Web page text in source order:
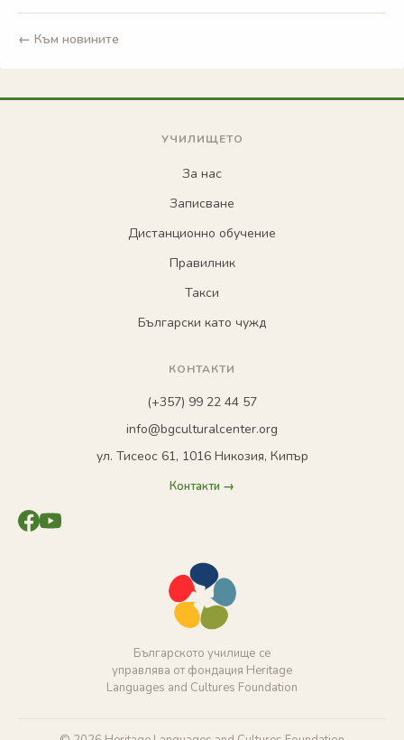
← Към новините
УЧИЛИЩЕТО
За нас
Записване
Дистанционно обучение
Правилник
Такси
Български като чужд
КОНТАКТИ
(+357) 99 22 44 57
info@bgculturalcenter.org
ул. Тисеос 61, 1016 Никозия, Кипър
Контакти →
Българското училище се
управлява от фондация Heritage
Languages and Cultures Foundation